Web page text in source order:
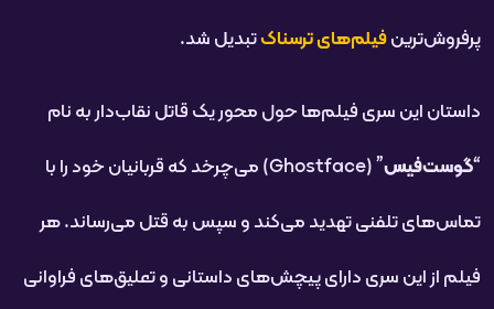
پرفروش‌ترینفیلم‌های ترسناکتبدیل شد.
داستان این سری فیلم‌ها حول محور یک قاتل نقاب‌دار به نام
“گوست‌فیس
” (Ghostface) می‌چرخد که قربانیان خود را با
تماس‌های تلفنی تهدید می‌کند و سپس به قتل می‌رساند. هر
فیلم از این سری دارای پیچش‌های داستانی و تعلیق‌های فراوانی